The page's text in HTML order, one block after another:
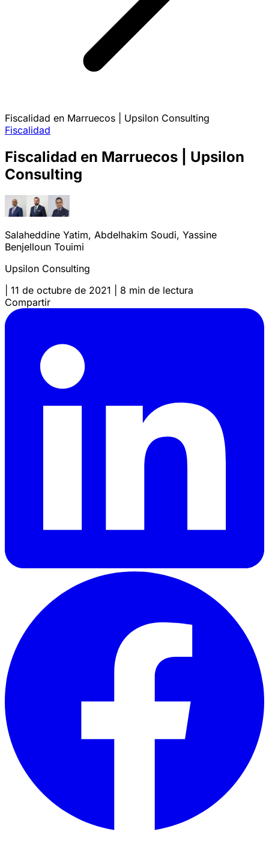
Fiscalidad en Marruecos | Upsilon Consulting
Fiscalidad
Fiscalidad en Marruecos | Upsilon
Consulting
Salaheddine Yatim, Abdelhakim Soudi, Yassine
Benjelloun Touimi
Upsilon Consulting
11 de octubre de 2021
8 min de lectura
Compartir